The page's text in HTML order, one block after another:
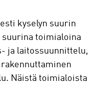
kyselyn suurin
toimialoina
ja laitossuunnittelu,
Näistä toimialoista